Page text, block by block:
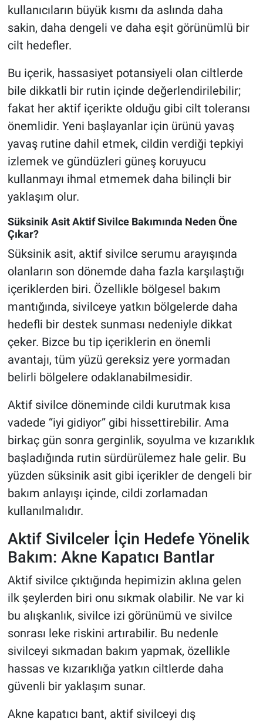
kullanıcıların büyük kısmı da aslında daha
sakin, daha dengeli ve daha eşit görünümlü bir
cilt hedefler.
Bu içerik, hassasiyet potansiyeli olan ciltlerde
bile dikkatli bir rutin içinde değerlendirilebilir;
fakat her aktif içerikte olduğu gibi cilt toleransı
önemlidir. Yeni başlayanlar için ürünü yavaş
yavaş rutine dahil etmek, cildin verdiği tepkiyi
izlemek ve gündüzleri güneş koruyucu
kullanmayı ihmal etmemek daha bilinçli bir
yaklaşım olur.
Süksinik Asit Aktif Sivilce Bakımında Neden Öne
Çıkar?
Süksinik asit, aktif sivilce serumu arayışında
olanların son dönemde daha fazla karşılaştığı
içeriklerden biri. Özellikle bölgesel bakım
mantığında, sivilceye yatkın bölgelerde daha
hedefli bir destek sunması nedeniyle dikkat
çeker. Bizce bu tip içeriklerin en önemli
avantajı, tüm yüzü gereksiz yere yormadan
belirli bölgelere odaklanabilmesidir.
Aktif sivilce döneminde cildi kurutmak kısa
vadede “iyi gidiyor” gibi hissettirebilir. Ama
birkaç gün sonra gerginlik, soyulma ve kızarıklık
başladığında rutin sürdürülemez hale gelir. Bu
yüzden süksinik asit gibi içerikler de dengeli bir
bakım anlayışı içinde, cildi zorlamadan
kullanılmalıdır.
Aktif Sivilceler İçin Hedefe Yönelik
Bakım: Akne Kapatıcı Bantlar
Aktif sivilce çıktığında hepimizin aklına gelen
ilk şeylerden biri onu sıkmak olabilir. Ne var ki
bu alışkanlık, sivilce izi görünümü ve sivilce
sonrası leke riskini artırabilir. Bu nedenle
sivilceyi sıkmadan bakım yapmak, özellikle
hassas ve kızarıklığa yatkın ciltlerde daha
güvenli bir yaklaşım sunar.
Akne kapatıcı bant, aktif sivilceyi dış